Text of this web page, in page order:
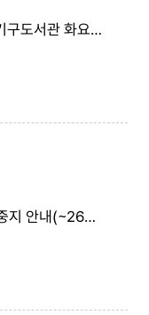
2026년 1월 송도국제기구도서관 화요 시네마
책마중, 상호대차 일시중지 안내(~26년 1월 중순 예정)